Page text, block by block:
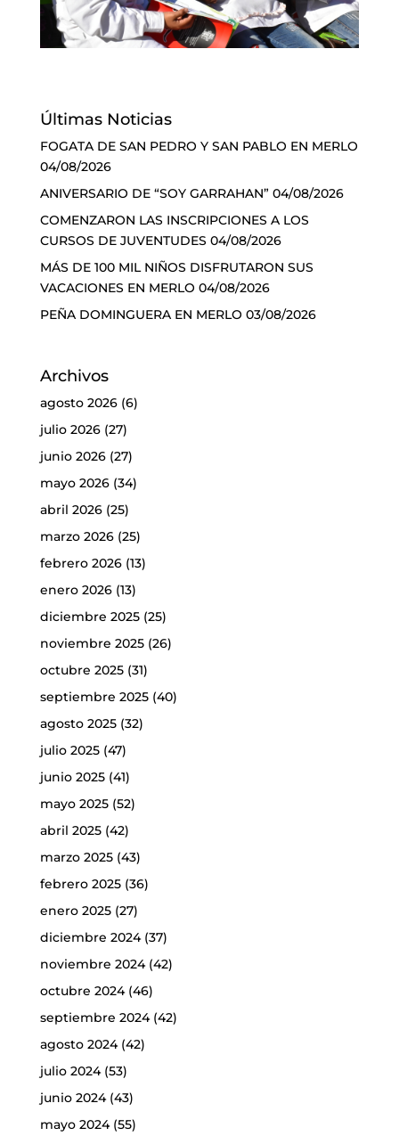
Últimas Noticias
FOGATA DE SAN PEDRO Y SAN PABLO EN MERLO
04/08/2026
ANIVERSARIO DE “SOY GARRAHAN” 04/08/2026
COMENZARON LAS INSCRIPCIONES A LOS
CURSOS DE JUVENTUDES 04/08/2026
MÁS DE 100 MIL NIÑOS DISFRUTARON SUS
VACACIONES EN MERLO 04/08/2026
PEÑA DOMINGUERA EN MERLO 03/08/2026
Archivos
agosto 2026(6)
julio 2026(27)
junio 2026(27)
mayo 2026(34)
abril 2026(25)
marzo 2026(25)
febrero 2026(13)
enero 2026(13)
diciembre 2025(25)
noviembre 2025(26)
octubre 2025(31)
septiembre 2025(40)
agosto 2025(32)
julio 2025(47)
junio 2025(41)
mayo 2025(52)
abril 2025(42)
marzo 2025(43)
febrero 2025(36)
enero 2025(27)
diciembre 2024(37)
noviembre 2024(42)
octubre 2024(46)
septiembre 2024(42)
agosto 2024(42)
julio 2024(53)
junio 2024(43)
mayo 2024(55)